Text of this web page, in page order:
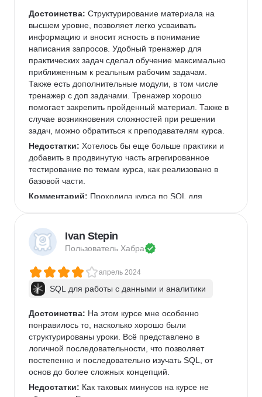
Достоинства: Структурирование материала на
высшем уровне, позволяет легко усваивать
информацию и вносит ясность в понимание
написания запросов. Удобный тренажер для
практических задач сделал обучение максимально
приближенным к реальным рабочим задачам.
Также есть дополнительные модули, в том числе
тренажер с доп задачами. Тренажер хорошо
помогает закрепить пройденный материал. Также в
случае возникновения сложностей при решении
задач, можно обратиться к преподавателям курса.
Недостатки: Хотелось бы еще больше практики и
добавить в продвинутую часть агрегированное
тестирование по темам курса, как реализовано в
базовой части.
Комментарий: Проходила курса по SQL для
сомневалась стоит ли брать курс, но сейчас я не
жалею, курс оказался полезным для меня. В целом,
если вы ранее не проходили другие курсы от
Яндекс Практикум и сомневаетесь брать курс или
нет, то могу его рекомендовать.
Ivan Stepin
Пользователь Хабра
апрель 2024
SQL для работы с данными и аналитики
Достоинства: На этом курсе мне особенно
понравилось то, насколько хорошо были
структурированы уроки. Всё представлено в
логичной последовательности, что позволяет
постепенно и последовательно изучать SQL, от
основ до более сложных концепций.
Недостатки: Как таковых минусов на курсе не